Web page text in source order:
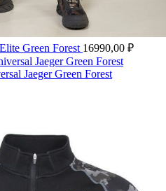
Green Forest 16990,00 ₽
Jaeger Green Forest